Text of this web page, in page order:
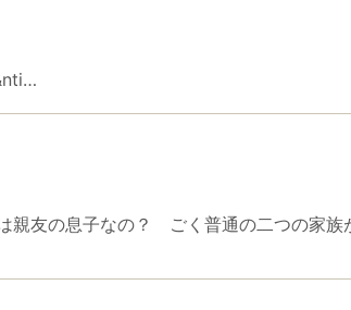
親友の息子なの？ ごく普通の二つの家族